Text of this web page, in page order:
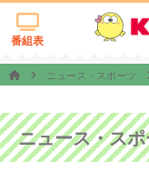
番組表
ニュース・スポーツ
ニュース・ス